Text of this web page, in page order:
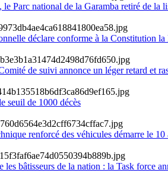
le Parc national de la Garamba retiré de la
déclare conforme à la Constitution la
de suivi annonce un léger retard et
seuil de 1000 décès
renforcé des véhicules démarre le 10
les bâtisseurs de la nation : la Task force